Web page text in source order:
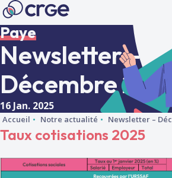
Paye
Newsletter –
Décembre 2024
16 Jan. 2025
Accueil Notre actualité Newsletter –
Taux cotisations 2025
Panneau de gestion des cookies